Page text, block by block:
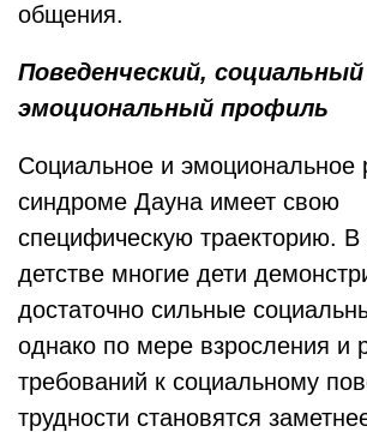
общения.
Поведенческий,
эмоциональный профиль
Социальное и эмоциональное
синдроме Дауна имеет свою
специфическую траекторию.
детстве многие дети
достаточно сильные
однако по мере взросления и
требований к социальному
трудности становятся